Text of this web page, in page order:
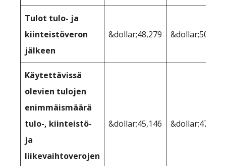
Tulot tulo- ja
kiinteistöveron
jälkeen
&dollar;48,279 &dollar;50,645
Käytettävissä
olevien tulojen
enimmäismäärä
tulo-, kiinteistö-
ja
liikevaihtoverojen
&dollar;45,146 &dollar;47,545